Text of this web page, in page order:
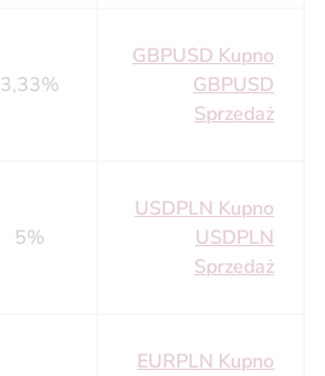
3,33%
GBPUSD Kupno
GBPUSD
Sprzedaż
5%
USDPLN Kupno
USDPLN
Sprzedaż
EURPLN Kupno